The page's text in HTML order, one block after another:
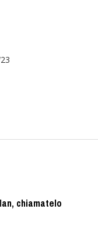
chiamatelo